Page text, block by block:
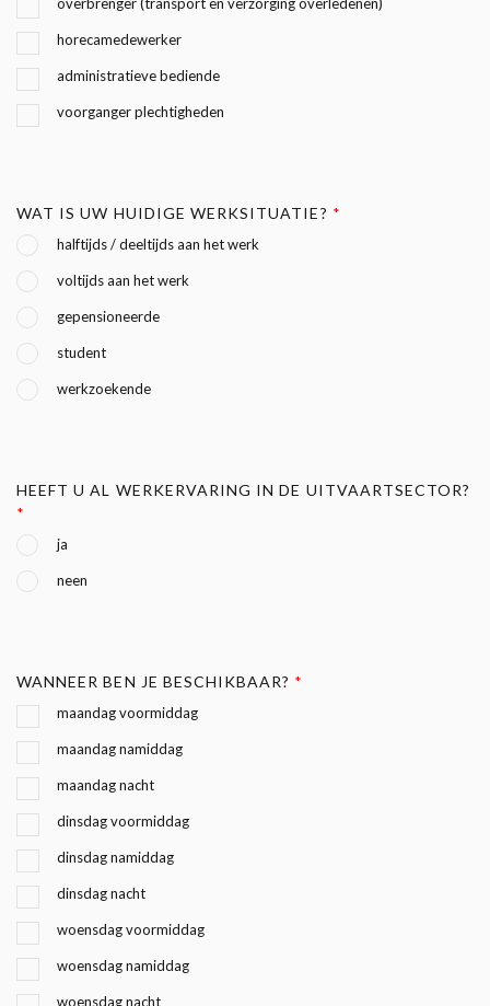
horecamedewerker
administratieve bediende
voorganger plechtigheden
WAT IS UW HUIDIGE WERKSITUATIE? *
halftijds / deeltijds aan het werk
voltijds aan het werk
gepensioneerde
student
werkzoekende
HEEFT U AL WERKERVARING IN DE UITVAARTSECTOR?
*
ja
neen
WANNEER BEN JE BESCHIKBAAR? *
maandag voormiddag
maandag namiddag
maandag nacht
dinsdag voormiddag
dinsdag namiddag
dinsdag nacht
woensdag voormiddag
woensdag namiddag
woensdag nacht